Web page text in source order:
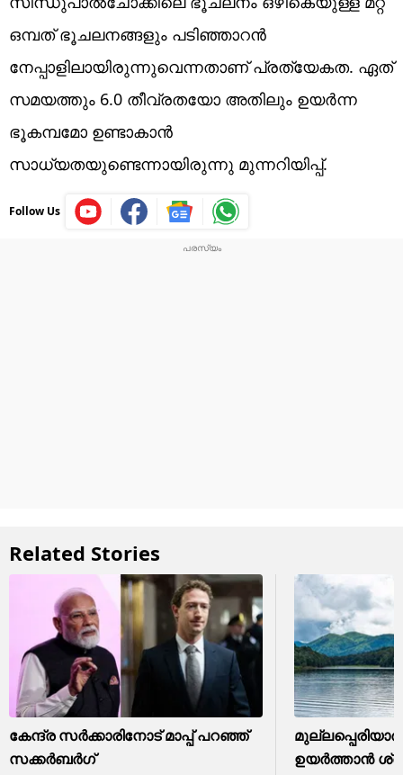
ഒമ്പത് ഭൂചലനങ്ങളും പടിഞ്ഞാറൻ
നേപ്പാളിലായിരുന്നുവെന്നതാണ് പ്രത്യേകത. ഏത്
സമയത്തും 6.0 തീവ്രതയോ അതിലും ഉയർന്ന
ഭൂകമ്പമോ ഉണ്ടാകാൻ
സാധ്യതയുണ്ടെന്നായിരുന്നു മുന്നറിയിപ്പ്.
Follow Us
Related Stories
കേന്ദ്ര സർക്കാരിനോട് മാപ്പ് പറഞ്ഞ്
സക്കർബർഗ്
മുല്ലപ്പെരിയാർ
ഉയർത്താൻ